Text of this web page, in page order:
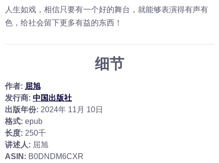
人生如戏，相信只要有一个好的舞台，就能够表演得有声有
色，给社会留下更多有益的东西！
细节
作者: 屈旭
发行商: 中国出版社
出版年份: 2024年 11月 10日
格式: epub
长度: 250千
讲述人: 屈旭
ASIN: B0DNDM6CXR